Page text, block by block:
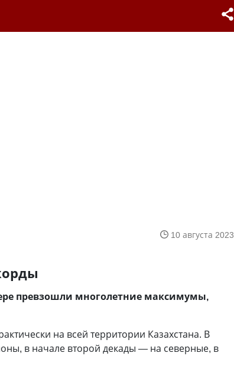
10 августа 2023
превзошли многолетние максимумы,
на всей территории Казахстана. В
в начале второй декады — на северные, в